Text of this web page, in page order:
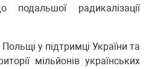
радикалізації
Польщі у підтримці України та
мільйонів українських